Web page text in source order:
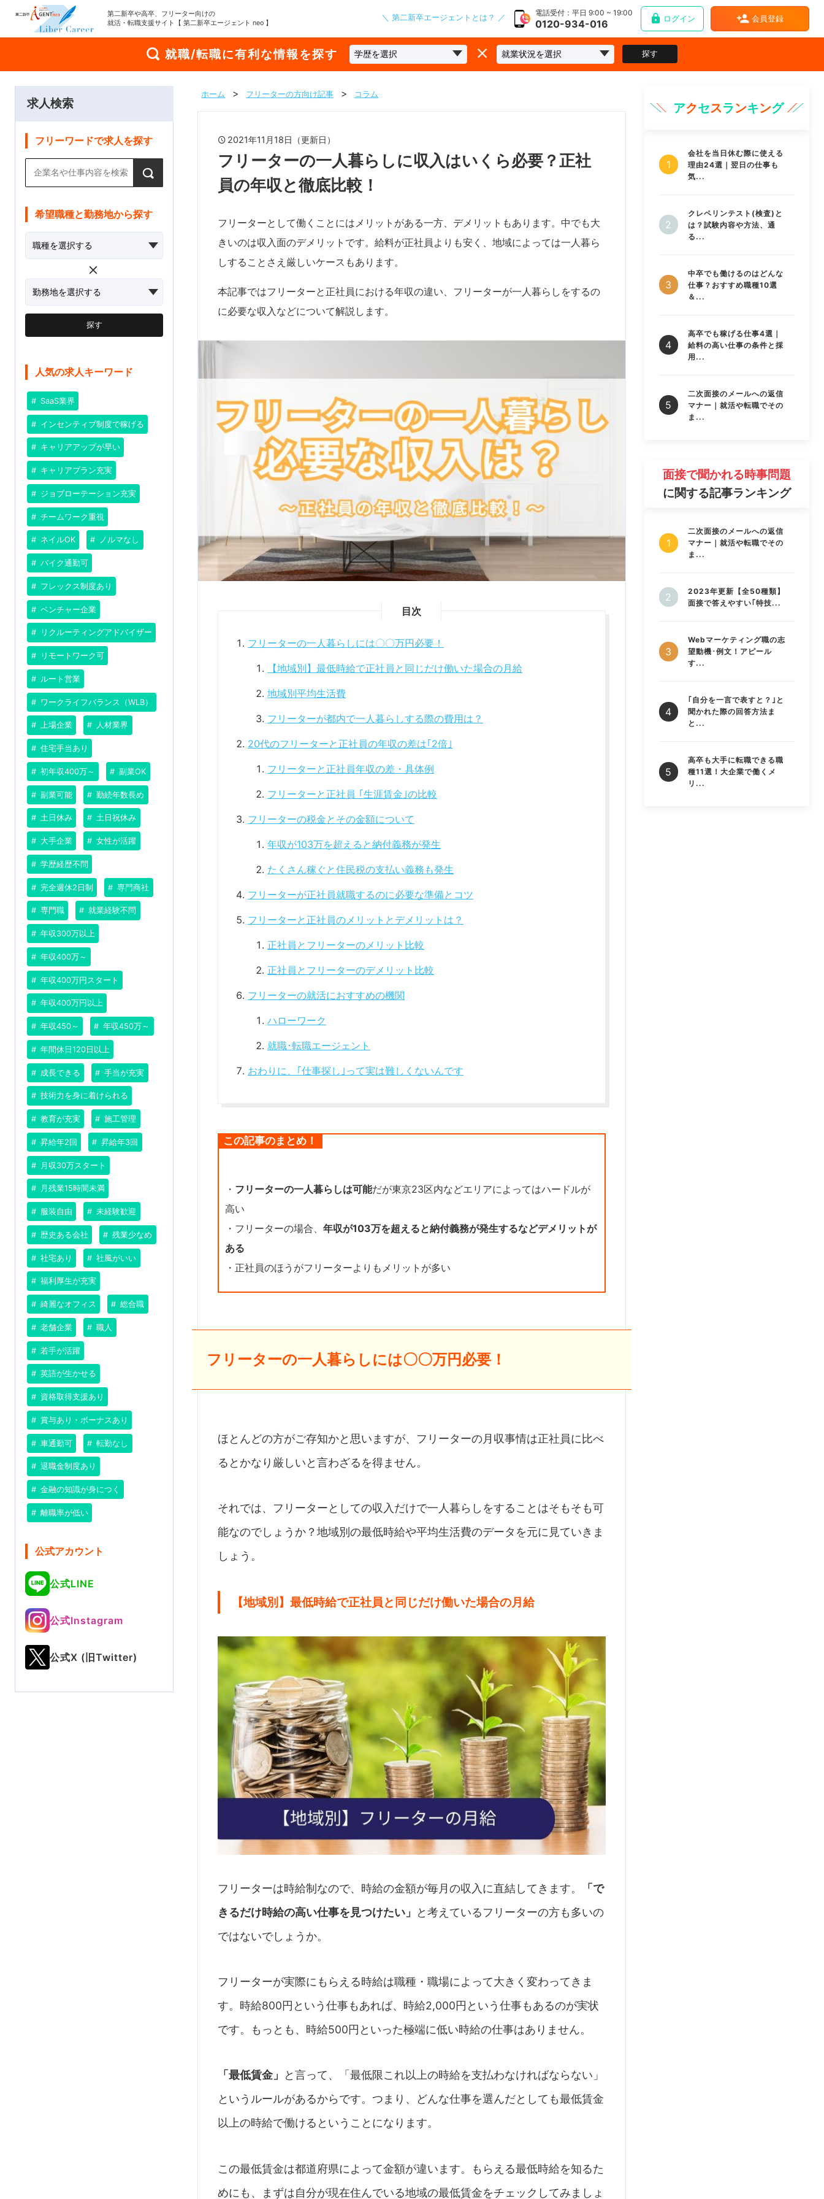
第二新卒や高卒、フリーター向けの
就活・転職支援サイト【 第二新卒エージェント neo 】
＼ 第二新卒エージェントとは？ ／ 電話受付：平日 9:00 ~ 19:00
0120-934-016 ログイン 会員登録
就職/転職に有利な情報を探す 探す
求人検索
フリーワードで求人を探す
希望職種と勤務地から探す
探す
人気の求人キーワード
SaaS業界
インセンティブ制度で稼げる
キャリアアップが早い
キャリアプラン充実
ジョブローテーション充実
チームワーク重視
ネイルOK ノルマなし
バイク通勤可
フレックス制度あり
ベンチャー企業
リクルーティングアドバイザー
リモートワーク可
ルート営業
ワークライフバランス（WLB）
上場企業 人材業界
住宅手当あり
初年収400万～ 副業OK
副業可能 勤続年数長め
土日休み 土日祝休み
大手企業 女性が活躍
学歴経歴不問
完全週休2日制 専門商社
専門職 就業経験不問
年収300万以上
年収400万～
年収400万円スタート
年収400万円以上
年収450～ 年収450万～
年間休日120日以上
成長できる 手当が充実
技術力を身に着けられる
教育が充実 施工管理
昇給年2回 昇給年3回
月収30万スタート
月残業15時間未満
服装自由 未経験歓迎
歴史ある会社 残業少なめ
社宅あり 社風がいい
福利厚生が充実
綺麗なオフィス 総合職
老舗企業 職人
若手が活躍
英語が生かせる
資格取得支援あり
賞与あり・ボーナスあり
車通勤可 転勤なし
退職金制度あり
金融の知識が身につく
離職率が低い
公式アカウント
公式LINE
公式Instagram
公式X (旧Twitter)
ホーム フリーターの方向け記事 コラム
2021年11月18日（更新日）
フリーターの一人暮らしに収入はいくら必要？正社
員の年収と徹底比較！
フリーターとして働くことにはメリットがある一方、デメリットもあります。中でも大
きいのは収入面のデメリットです。給料が正社員よりも安く、地域によっては一人暮ら
しすることさえ厳しいケースもあります。
本記事ではフリーターと正社員における年収の違い、フリーターが一人暮らしをするの
に必要な収入などについて解説します。
目次
フリーターの一人暮らしには〇〇万円必要！
【地域別】最低時給で正社員と同じだけ働いた場合の月給
地域別平均生活費
フリーターが都内で一人暮らしする際の費用は？
20代のフリーターと正社員の年収の差は｢2倍｣
フリーターと正社員年収の差・具体例
フリーターと正社員 ｢生涯賃金｣の比較
フリーターの税金とその金額について
年収が103万を超えると納付義務が発生
たくさん稼ぐと住民税の支払い義務も発生
フリーターが正社員就職するのに必要な準備とコツ
フリーターと正社員のメリットとデメリットは？
正社員とフリーターのメリット比較
正社員とフリーターのデメリット比較
フリーターの就活におすすめの機関
ハローワーク
就職･転職エージェント
おわりに、｢仕事探し｣って実は難しくないんです
この記事のまとめ！
・ フリーターの一人暮らしは可能だが東京23区内などエリアによってはハードルが
高い
・フリーターの場合、年収が103万を超えると納付義務が発生するなどデメリットが
ある
・正社員のほうがフリーターよりもメリットが多い
フリーターの一人暮らしには〇〇万円必要！
ほとんどの方がご存知かと思いますが、フリーターの月収事情は正社員に比べ
るとかなり厳しいと言わざるを得ません。
それでは、フリーターとしての収入だけで一人暮らしをすることはそもそも可
能なのでしょうか？地域別の最低時給や平均生活費のデータを元に見ていきま
しょう。
【地域別】最低時給で正社員と同じだけ働いた場合の月給
フリーターは時給制なので、時給の金額が毎月の収入に直結してきます。
「で
きるだけ時給の高い仕事を見つけたい」
と考えているフリーターの方も多いの
ではないでしょうか。
フリーターが実際にもらえる時給は職種・職場によって大きく変わってきま
す。時給800円という仕事もあれば、時給2,000円という仕事もあるのが実状
です。もっとも、時給500円といった極端に低い時給の仕事はありません。
「最低賃金」
と言って、「最低限これ以上の時給を支払わなければならない」
というルールがあるからです。つまり、どんな仕事を選んだとしても最低賃金
以上の時給で働けるということになります。
この最低賃金は都道府県によって金額が違います。もらえる最低時給を知るた
めにも、まずは自分が現在住んでいる地域の最低賃金をチェックしてみましょ
アクセスランキング
会社を当日休む際に使える
理由24選｜翌日の仕事も
気...
クレペリンテスト(検査)と
は？試験内容や方法、通
る...
中卒でも働けるのはどんな
仕事？おすすめ職種10選
＆...
高卒でも稼げる仕事4選｜
給料の高い仕事の条件と採
用...
二次面接のメールへの返信
マナー｜就活や転職でその
ま...
面接で聞かれる時事問題
に関する記事ランキング
二次面接のメールへの返信
マナー｜就活や転職でその
ま...
2023年更新【全50種類】
面接で答えやすい｢特技...
Webマーケティング職の志
望動機･例文！アピール
す...
｢自分を一言で表すと？｣と
聞かれた際の回答方法ま
と...
高卒も大手に転職できる職
種11選！大企業で働くメ
リ...